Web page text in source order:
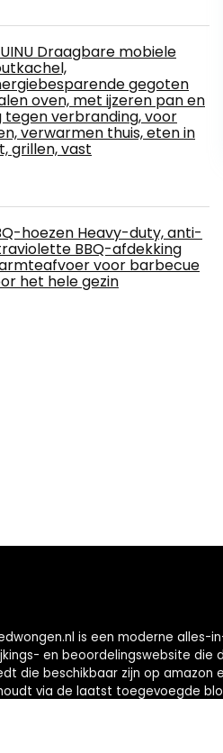
Draagbare mobiele
gegoten
oven, met ijzeren pan en
tegen verbranding, voor
verwarmen thuis, eten in
grillen, vast
hoezen Heavy-duty, anti-
BBQ-afdekking
voor barbecue
het hele gezin
is een moderne alles-
en beoordelingswebsite die
die beschikbaar zijn op amazon
via de laatst toegevoegde